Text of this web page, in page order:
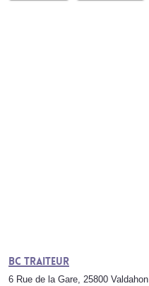
Bc traiteur
6 Rue de la Gare, 25800 Valdahon